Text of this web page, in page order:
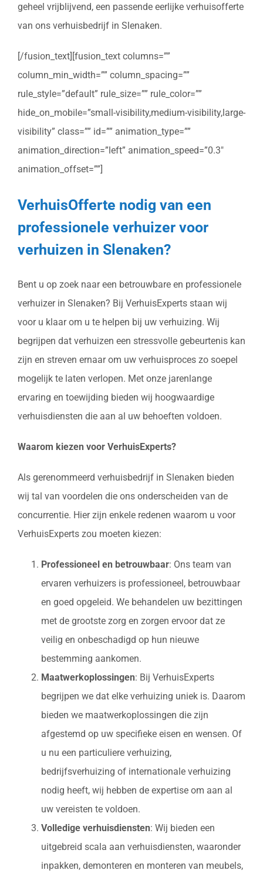
geheel vrijblijvend, een passende eerlijke verhuisofferte
van ons verhuisbedrijf in Slenaken.
[/fusion_text][fusion_text columns=””
column_min_width=”” column_spacing=””
rule_style=”default” rule_size=”” rule_color=””
hide_on_mobile=”small-visibility,medium-visibility,large-
visibility” class=”” id=”” animation_type=””
animation_direction=”left” animation_speed=”0.3″
animation_offset=””]
VerhuisOfferte nodig van een
professionele verhuizer voor
verhuizen in Slenaken?
Bent u op zoek naar een betrouwbare en professionele
verhuizer in Slenaken? Bij VerhuisExperts staan wij
voor u klaar om u te helpen bij uw verhuizing. Wij
begrijpen dat verhuizen een stressvolle gebeurtenis kan
zijn en streven ernaar om uw verhuisproces zo soepel
mogelijk te laten verlopen. Met onze jarenlange
ervaring en toewijding bieden wij hoogwaardige
verhuisdiensten die aan al uw behoeften voldoen.
Waarom kiezen voor VerhuisExperts?
Als gerenommeerd verhuisbedrijf in Slenaken bieden
wij tal van voordelen die ons onderscheiden van de
concurrentie. Hier zijn enkele redenen waarom u voor
VerhuisExperts zou moeten kiezen:
Professioneel en betrouwbaar: Ons team van
ervaren verhuizers is professioneel, betrouwbaar
en goed opgeleid. We behandelen uw bezittingen
met de grootste zorg en zorgen ervoor dat ze
veilig en onbeschadigd op hun nieuwe
bestemming aankomen.
Maatwerkoplossingen: Bij VerhuisExperts
begrijpen we dat elke verhuizing uniek is. Daarom
bieden we maatwerkoplossingen die zijn
afgestemd op uw specifieke eisen en wensen. Of
u nu een particuliere verhuizing,
bedrijfsverhuizing of internationale verhuizing
nodig heeft, wij hebben de expertise om aan al
uw vereisten te voldoen.
Volledige verhuisdiensten: Wij bieden een
uitgebreid scala aan verhuisdiensten, waaronder
inpakken, demonteren en monteren van meubels,